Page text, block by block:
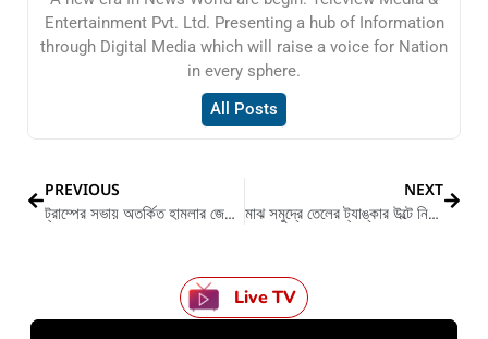
Entertainment Pvt. Ltd. Presenting a hub of Information
through Digital Media which will raise a voice for Nation
in every sphere.
All Posts
PREVIOUS
ট্রাম্পের সভায় অতর্কিত হামলার জেরে রক্তাক্ত ট্রাম্প
NEXT
মাঝ সমুদ্রে তেলের ট্যাঙ্কার উল্টে নিখোঁজ ১৬ জন নাবিক
Live TV